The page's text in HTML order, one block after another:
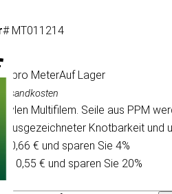
# MT011214
/ pro MeterAuf Lager
Multifilem. Seile aus PPM
ausgezeichneter Knotbarkeit und
0,66 € und sparen Sie 4%
0,55 € und sparen Sie 20%